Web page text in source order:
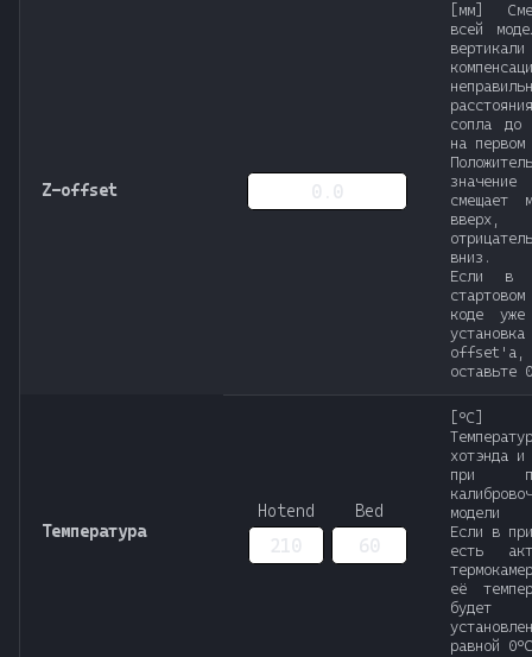
Z-offset
[мм]
всей
сопла до
на
значение
смещает
вверх,
вниз.
Если в
коде
оставьте 0
Температура
Hotend Bed
[°C]
хотэнда и
при
модели
Если в
есть
её
будет
равной 0°C